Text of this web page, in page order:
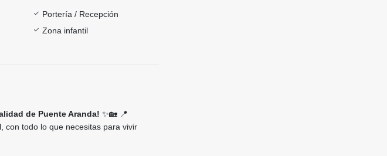
Portería / Recepción
Zona infantil
de Puente Aranda! ✨🏡 📍
con todo lo que necesitas para vivir